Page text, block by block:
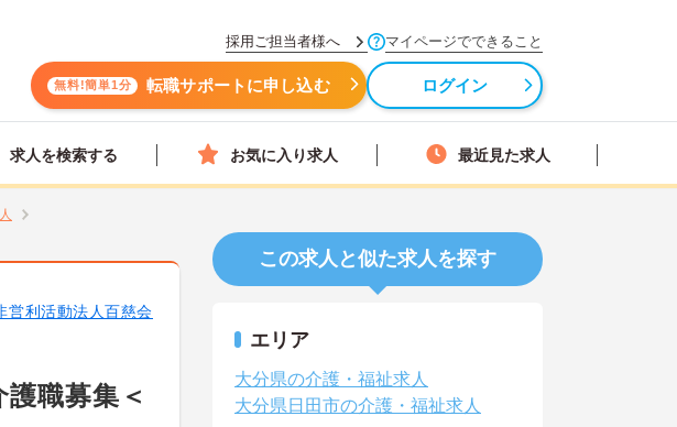
採用ご担当者様へ マイページでできること
無料!簡単1分 転職サポートに申し込む ログイン
求人を検索する お気に入り求人 最近見た求人
営利活動法人百慈会
職募集＜
この求人と似た求人を探す
エリア
大分県の介護・福祉求人
大分県日田市の介護・福祉求人